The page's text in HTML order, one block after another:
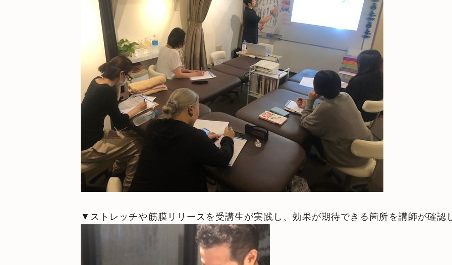
▼ストレッチや筋膜リリースを受講生が実践し、効果が期待できる箇所を講師が確認